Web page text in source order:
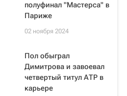
полуфинал "Мастерса" в
Париже
02 ноября 2024
Пол обыграл
Димитрова и завоевал
четвертый титул АТР в
карьере